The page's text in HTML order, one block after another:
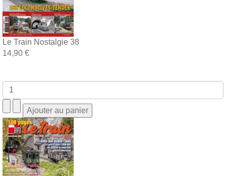
Le Train Nostalgie 38
14,90 €